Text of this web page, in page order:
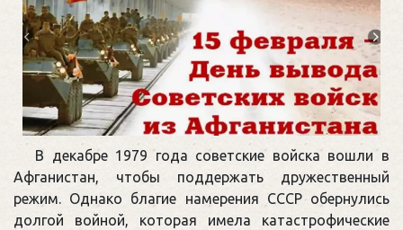
В декабре 1979 года советские войска вошли в
Афганистан, чтобы поддержать дружественный
режим. Однако благие намерения СССР обернулись
долгой войной, которая имела катастрофические